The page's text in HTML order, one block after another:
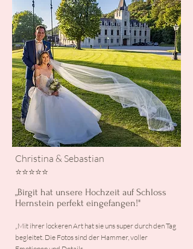
Christina & Sebastian
⭐️⭐️⭐️⭐️⭐️
„Birgit hat unsere Hochzeit auf Schloss
Hernstein perfekt eingefangen!"
„Mit ihrer lockeren Art hat sie uns super durch den Tag
begleitet. Die Fotos sind der Hammer, voller